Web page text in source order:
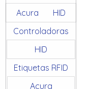
Acura
HID
Controladoras
HID
Etiquetas RFID
Acura